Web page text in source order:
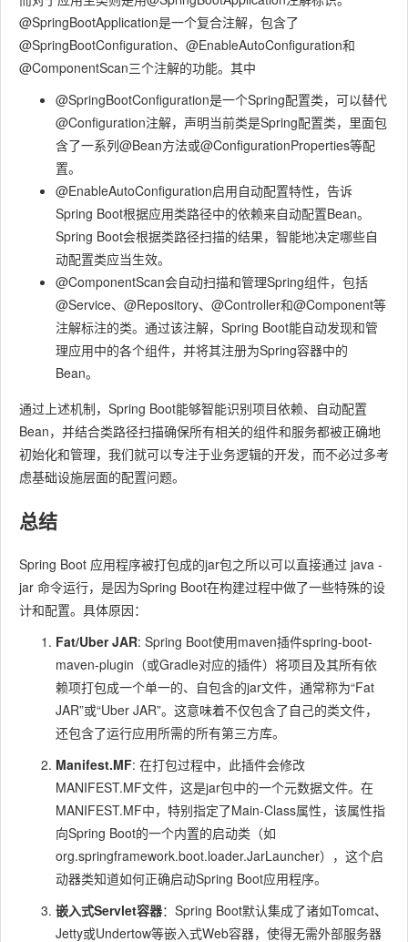
@SpringBootApplication是一个复合注解，包含了
@SpringBootConfiguration、 @EnableAutoConfiguration和
@ComponentScan三个注解的功能。其中
@SpringBootConfiguration是一个Spring配置类，可以替代
@Configuration注解，声明当前类是Spring配置类，里面包
含了一系列@Bean方法或@ConfigurationProperties等配
置。
@EnableAutoConfiguration启用自动配置特性，告诉
Spring Boot根据应用类路径中的依赖来自动配置Bean。
Spring Boot会根据类路径扫描的结果，智能地决定哪些自
动配置类应当生效。
@ComponentScan会自动扫描和管理Spring组件，包括
@Service、@Repository、@Controller和@Component等
注解标注的类。通过该注解，Spring Boot能自动发现和管
理应用中的各个组件，并将其注册为Spring容器中的
Bean。
通过上述机制，Spring Boot能够智能识别项目依赖、自动配置
Bean，并结合类路径扫描确保所有相关的组件和服务都被正确地
初始化和管理，我们就可以专注于业务逻辑的开发，而不必过多考
虑基础设施层面的配置问题。
总结
Spring Boot 应用程序被打包成的jar包之所以可以直接通过 java -
jar 命令运行，是因为Spring Boot在构建过程中做了一些特殊的设
计和配置。具体原因：
Fat/Uber JAR: Spring Boot使用maven插件spring-boot-
maven-plugin （或Gradle对应的插件）将项目及其所有依
赖项打包成一个单一的、自包含的jar文件，通常称为“Fat
JAR”或“Uber JAR”。这意味着不仅包含了自己的类文件，
还包含了运行应用所需的所有第三方库。
Manifest.MF: 在打包过程中，此插件会修改
MANIFEST.MF文件，这是jar包中的一个元数据文件。在
MANIFEST.MF中，特别指定了Main-Class属性，该属性指
向Spring Boot的一个内置的启动类（如
org.springframework.boot.loader.JarLauncher），这个启
动器类知道如何正确启动Spring Boot应用程序。
嵌入式Servlet容器：Spring Boot默认集成了诸如Tomcat、
Jetty或Undertow等嵌入式Web容器，使得无需外部服务器